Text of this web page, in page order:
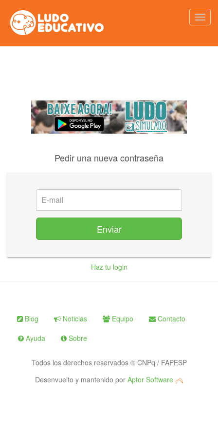
Pedir una nueva contraseña
Enviar
Haz tu login
Blog Noticias Equipo
Contacto
Ayuda
Sobre
Todos los derechos reservados © CNPq / FAPESP
Desenvuelto y mantenido por Aptor Software